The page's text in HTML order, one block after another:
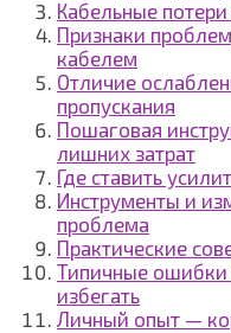
Кабельные
Признаки
кабелем
Отличие
пропускания
Пошаговая
лишних затрат
Где ставить
Инструменты и
проблема
Практические
Типичные ошибки
избегать
Личный опыт —